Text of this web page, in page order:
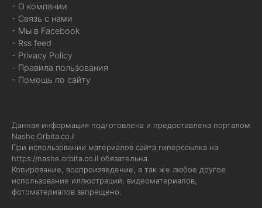
- О компании
- Связь с нами
- Мы в Facebook
- Rss feed
- Privacy Policy
- Правила пользования
- Помощь по сайту
Данная информация подготовлена и предоставлена порталом
Nashe.Orbita.co.il
При использовании материалов сайта гиперссылка на
https://nashe.orbita.co.il обязательна.
Копирование, воспроизведение, а так же любое другое
использование иллюстраций, видеоматериалов,
фотоматериалов запрещено.